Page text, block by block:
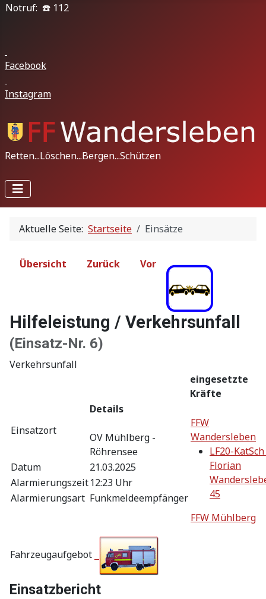
Notruf: ☎️ 112
Facebook
Instagram
Retten...Löschen...Bergen...Schützen
Aktuelle Seite: Startseite Einsätze
Übersicht Zurück Vor
Hilfeleistung / Verkehrsunfall
(Einsatz-Nr. 6)
Verkehrsunfall
Einsatzort
Details
OV Mühlberg -
Röhrensee
Datum
21.03.2025
Alarmierungszeit12:23 Uhr
Alarmierungsart Funkmeldeempfänger
eingesetzte
Kräfte
FFW
Wandersleben
LF20-
Florian
45
FFW Mühlberg
Fahrzeugaufgebot
Einsatzbericht